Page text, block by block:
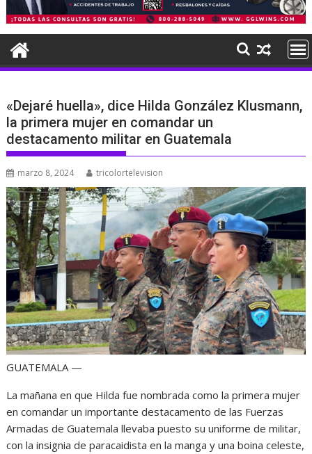
«Dejaré huella», dice Hilda González Klusmann,
la primera mujer en comandar un
destacamento militar en Guatemala
marzo 8, 2024 tricolortelevision
GUATEMALA —
La mañana en que Hilda fue nombrada como la primera mujer
en comandar un importante destacamento de las Fuerzas
Armadas de Guatemala llevaba puesto su uniforme de militar,
con la insignia de paracaidista en la manga y una boina celeste,